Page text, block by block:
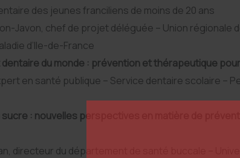
des jeunes franciliens de moins de 20 ans
Javon, chef de projet déléguée – Union régionale
d’Ile-de-France
du monde : prévention et thérapeutique
en santé publique – Service dentaire scolaire –
: nouvelles perspectives en matière de
directeur du département de santé buccale –